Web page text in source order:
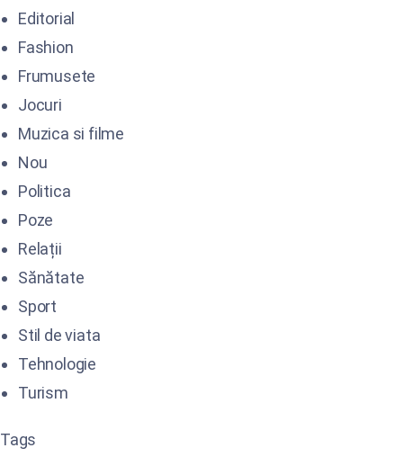
Editorial
Fashion
Frumusete
Jocuri
Muzica si filme
Nou
Politica
Poze
Relații
Sănătate
Sport
Stil de viata
Tehnologie
Turism
Tags